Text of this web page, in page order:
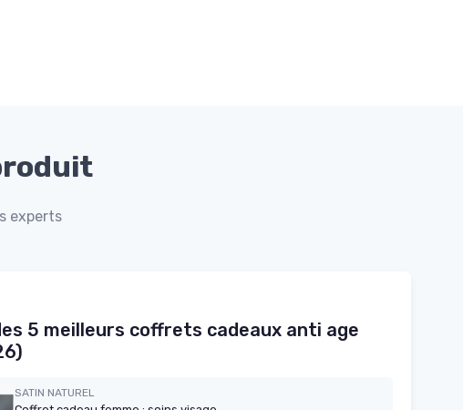
experts
5 meilleurs coffrets cadeaux anti age
SATIN NATUREL